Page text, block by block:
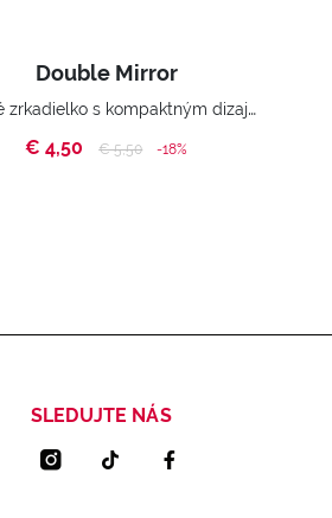
Double Mirror
Dvojité zrkadielko s kompaktným dizajnom, dokonalé na každodenné nosenie so sebou pre rýchle úpravy make-upu.
€ 4,50
Price reduced from
€ 5,50to -18%
SLEDUJTE NÁS